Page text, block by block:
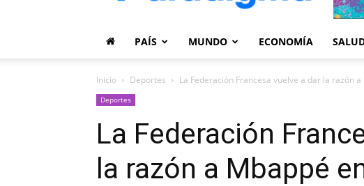
PAÍS MUNDO ECONOMÍA
Inicio Deportes La Federación Francesa vuelve a dar la razón a
Deportes
La Federación
la razón a Mbappé